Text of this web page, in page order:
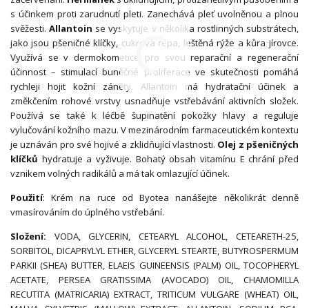
s účinkem proti zarudnutí pleti. Zanechává pleť uvolněnou a plnou
svěžesti.Allantoin se vyskytuje v několika rostlinných substrátech,
jako jsou pšeničné klíčky, cukrová řepa, leštěná rýže a kůra jírovce.
Využívá se v dermokometice pro svou reparační a regenerační
účinnost – stimulací buněčné proliferace ve skutečnosti pomáhá
rychleji hojit kožní záněty. Allantoin má hydratační účinek a
změkčením rohové vrstvy usnadňuje vstřebávání aktivních složek.
Používá se také k léčbě šupinatění pokožky hlavy a reguluje
vylučování kožního mazu. V mezinárodním farmaceutickém kontextu
je uznáván pro své hojivé a zklidňující vlastnosti. Olej z pšeničných
klíčků hydratuje a vyživuje. Bohatý obsah vitamínu E chrání před
vznikem volných radikálů a má tak omlazující účinek.
Použití: Krém na ruce od Byotea nanášejte několikrát denně
vmasírováním do úplného vstřebání.
Složení: VODA, GLYCERIN, CETEARYL ALCOHOL, CETEARETH-25,
SORBITOL, DICAPRYLYL ETHER, GLYCERYL STEARTE, BUTYROSPERMUM
PARKII (SHEA) BUTTER, ELAEIS GUINEENSIS (PALM) OIL, TOCOPHERYL
ACETATE, PERSEA GRATISSIMA (AVOCADO) OIL, CHAMOMILLA
RECUTITA (MATRICARIA) EXTRACT, TRITICUM VULGARE (WHEAT) OIL,